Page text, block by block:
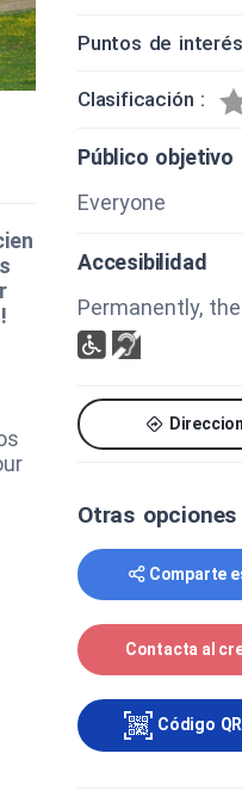
Puntos de
Clasificación :
Público objetivo
Everyone
Accesibilidad
Permanently,
Otras opciones
Comparte
Contacta al
Código